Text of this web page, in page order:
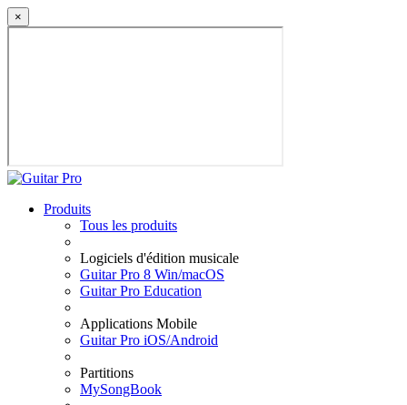
×
Produits
Tous les produits
Logiciels d'édition musicale
Guitar Pro 8 Win/macOS
Guitar Pro Education
Applications Mobile
Guitar Pro iOS/Android
Partitions
MySongBook